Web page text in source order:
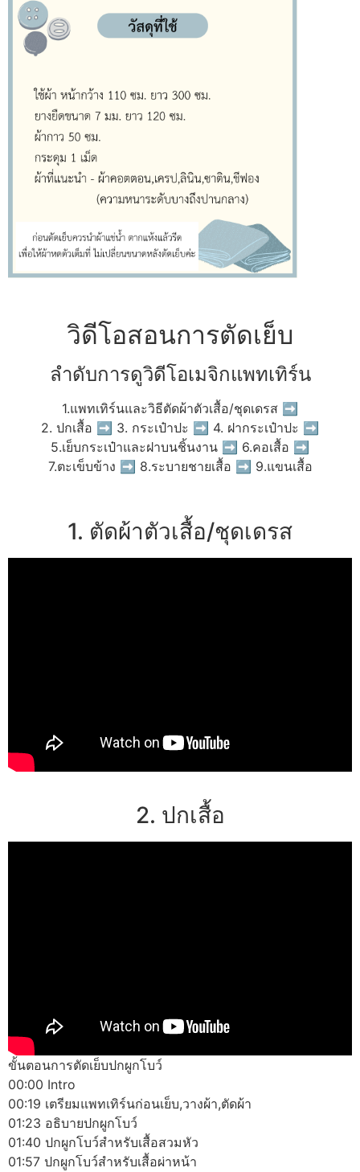
วิดีโอสอนการตัดเย็บ
ลำดับการดูวิดีโอเมจิกแพทเทิร์น
1.แพทเทิร์นและวิธีตัดผ้าตัวเสื้อ/ชุดเดรส ➡
2. ปกเสื้อ ➡ 3. กระเป๋าปะ ➡ 4. ฝากระเป๋าปะ ➡
5.เย็บกระเป๋าและฝาบนชิ้นงาน ➡ 6.คอเสื้อ ➡
7.ตะเข็บข้าง ➡ 8.ระบายชายเสื้อ ➡ 9.แขนเสื้อ
1. ตัดผ้าตัวเสื้อ/ชุดเดรส
2. ปกเสื้อ
ขั้นตอนการตัดเย็บปกผูกโบว์
00:00 Intro
00:19 เตรียมแพทเทิร์นก่อนเย็บ,วางผ้า,ตัดผ้า
01:23 อธิบายปกผูกโบว์
01:40 ปกผูกโบว์สำหรับเสื้อสวมหัว
01:57 ปกผูกโบว์สำหรับเสื้อผ่าหน้า